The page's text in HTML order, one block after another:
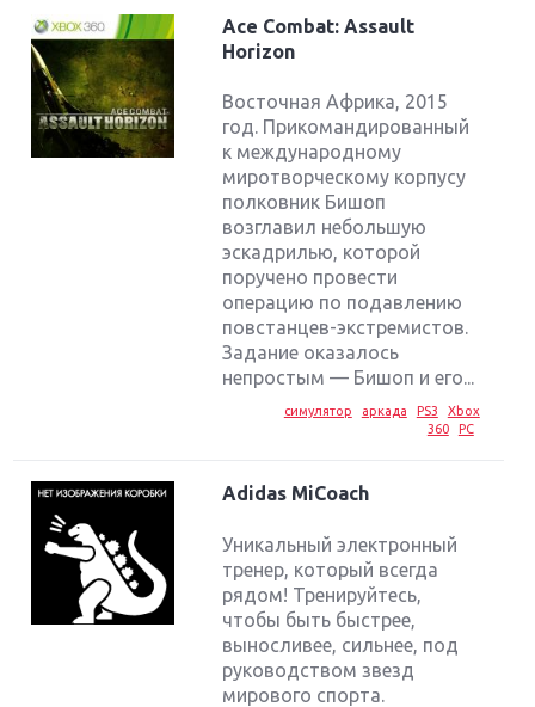
Ace Combat: Assault
Horizon
Восточная Африка, 2015
год. Прикомандированный
к международному
миротворческому корпусу
полковник Бишоп
возглавил небольшую
эскадрилью, которой
поручено провести
операцию по подавлению
повстанцев-экстремистов.
Задание оказалось
непростым — Бишоп и его...
симулятор аркада PS3
Xbox
360
PC
Adidas MiCoach
Уникальный электронный
тренер, который всегда
рядом! Тренируйтесь,
чтобы быть быстрее,
выносливее, сильнее, под
руководством звезд
мирового спорта.